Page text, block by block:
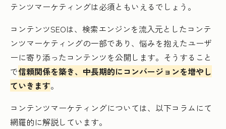
テンツマーケティングは必須ともいえるでしょう。
コンテンツSEOは、検索エンジンを流入元としたコンテ
ンツマーケティングの一部であり、悩みを抱えたユーザ
ーに寄り添ったコンテンツを公開します。そうすること
で信頼関係を築き、中長期的にコンバージョンを増やし
ていきます。
コンテンツマーケティングについては、以下コラムにて
網羅的に解説しています。